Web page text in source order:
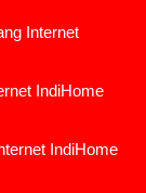
Internet
IndiHome
IndiHome